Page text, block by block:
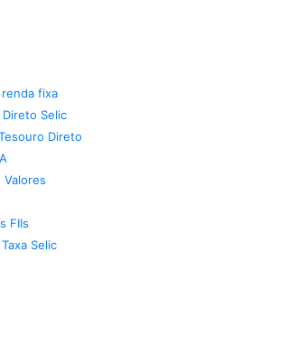
fixa
Selic
Direto
Valores
FIIs
Selic